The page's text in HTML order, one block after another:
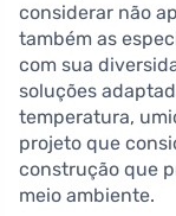
considerar não
também as
com sua
soluções
temperatura,
projeto que
construção que
meio ambiente.